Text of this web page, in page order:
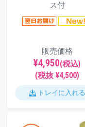
ス付
販売価格
¥4,950(税込)
(税抜 ¥4,500)
トレイに入れる